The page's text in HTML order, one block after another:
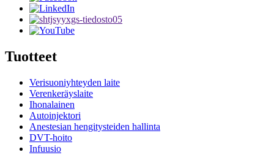
Tuotteet
Verisuoniyhteyden laite
Verenkeräyslaite
Ihonalainen
Autoinjektori
Anestesian hengitysteiden hallinta
DVT-hoito
Infuusio